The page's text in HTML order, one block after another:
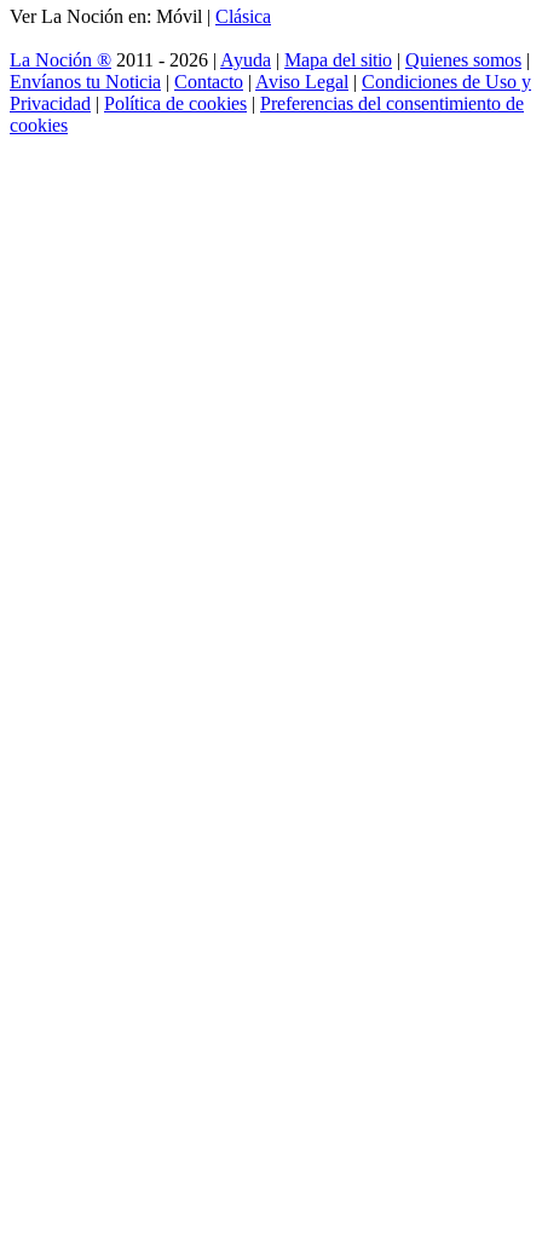
Ver La Noción en: Móvil | Clásica
La Noción ® 2011 - 2026 | Ayuda | Mapa del sitio | Quienes somos |
Envíanos tu Noticia | Contacto | Aviso Legal | Condiciones de Uso y
Privacidad | Política de cookies | Preferencias del consentimiento de
cookies